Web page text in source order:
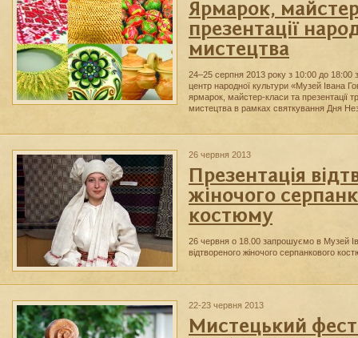
Ярмарок,
презентації
мистецтва
24–25 серпня 2013 року з 10:00 до
центр народної культури «Музей Івана
ярмарок, майстер-класи та презентації
мистецтва в рамках святкування Дня
26 червня 2013
Презентація
жіночого
костюму
26 червня о 18.00 запрошуємо в Музей
відтвореного жіночого серпанкового
22-23 червня 2013
Мистецький